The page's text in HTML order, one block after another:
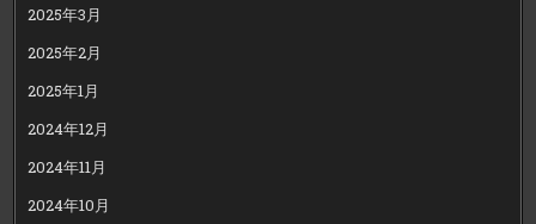
2025年3月
2025年2月
2025年1月
2024年12月
2024年11月
2024年10月